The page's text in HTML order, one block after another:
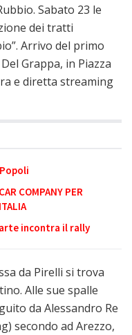
Sabato 23 le
dei tratti
Arrivo del primo
Grappa, in Piazza
e diretta streaming
COMPANY PER
incontra il rally
da Pirelli si trova
Alle sue spalle
da Alessandro Re
secondo ad Arezzo,